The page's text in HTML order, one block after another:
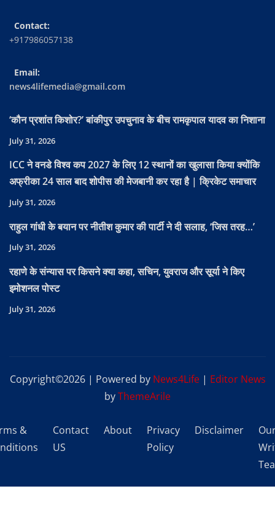
Contact:
+917986057138
Email:
news4lifemedia@gmail.com
‘कौन प्रशांत किशोर?’ बांकीपुर उपचुनाव के बीच रामकृपाल यादव का निशाना
July 31, 2026
ICC ने वनडे विश्व कप 2027 के लिए 12 स्थानों का खुलासा किया क्योंकि
अफ्रीका 24 साल बाद शोपीस की मेजबानी कर रहा है | क्रिकेट समाचार
July 31, 2026
राहुल गांधी के बयान पर नीतीश कुमार की पार्टी ने दी सलाह, ‘जिस तरह…’
July 31, 2026
रहाणे के संन्यास पर किसने क्या कहा, सचिन, युवराज और सूर्या ने किए
इमोशनल पोस्ट
July 31, 2026
Copyright©2026 | Powered by News4Life | Editor News
byThemeArile
&
Contact
US
About
Privacy
Policy
Disclaimer